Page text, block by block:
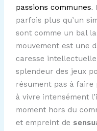
passions communes.
parfois plus qu’un
sont comme un bal
mouvement est une
caresse
splendeur des jeux
résument pas à
à vivre intensément
moment hors du
et empreint de